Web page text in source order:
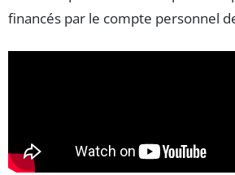
financés par le compte personnel